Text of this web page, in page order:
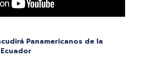
Panamericanos de la